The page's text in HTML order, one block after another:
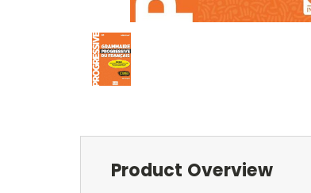
Product Overview